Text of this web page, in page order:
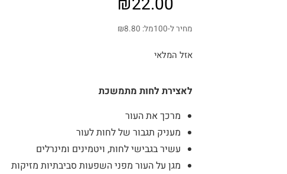
מחיר ל-100מל: ₪8.80
אזל המלאי
לאצירת לחות מתמשכת
מרכך את העור
מעניק תגבור של לחות לעור
עשיר בגבישי לחות, ויטמינים ומינרלים
מגן על העור מפני השפעות סביבתיות מזיקות